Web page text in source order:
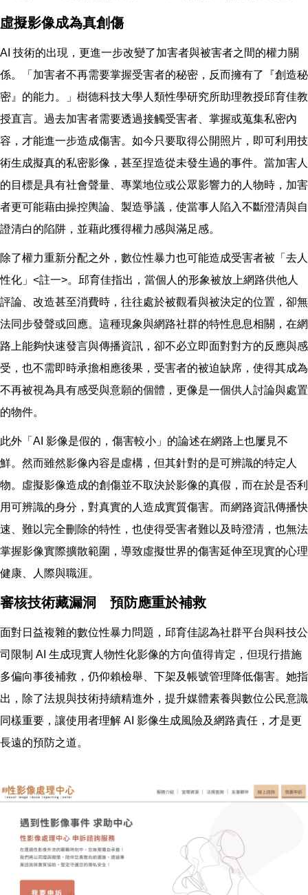
虛擬影像成為真創傷
AI 技術的出現，更進一步改變了加害者與被害者之間的權力關
係。「加害者不再需要掌握受害者的秘密，反而擁有了『創造秘
密』的能力。」樹德科技大學人類性學研究所助理教授邱育佳教
授直言。過去加害者需要透過接觸受害者、掌握或蒐集私密內
容，才能進一步造成傷害。如今只要取得公開照片，即可利用技
術生成擬真的私密影像，甚至捏造從未發生過的事件。當加害人
的目標是具有社會聲量、專業地位或公眾影響力的人物時，加害
者更可能藉由操控輿論、製造爭議，使當事人陷入不斷澄清與自
證清白的陷阱，並藉此獲得權力感與滿足感。
除了權力重新分配之外，數位性暴力也可能造成受害者被「去人
性化」<註一>。邱育佳指出，當個人的形象被放上網路供他人
評論、改造甚至消費時，往往處於被觀看與被決定的位置，卻無
法同步發聲或回應。這種現象與網路社群的特性息息相關，在網
路上能夠快速發言與傳播資訊，卻不必立即面對對方的反應與感
受，也不需即時承擔相應後果，受害者的被迫缺席，使得其成為
不再被視為具有感受與意願的個體，更像是一個供人討論與處置
的物件。
此外「AI 影像是假的，傷害較小」的論述在網路上也屢見不
鮮。然而雖然影像內容是虛構，但其針對的是可辨識的特定人
物。虛擬影像造成的創傷並不取決於影像的真假，而在於是否利
用可辨識的身分，對真實的人造成實質傷害。而網路資訊傳播快
速、難以完全刪除的特性，也使得受害者難以及時澄清，也無法
掌握影像實際擴散範圍，導致虛擬世界的傷害延伸至現實的心理
健康、人際與職涯。
審核技術藏漏洞 預防應重於補救
面對日益複雜的數位性暴力問題，邱育佳認為社群平台與科技公
司限制 AI 生成現實人物性化影像的方向值得肯定，但現行措施
多偏向事後補救，仍仰賴檢舉、下架及帳號管理降低傷害。她指
出，除了法規與技術持續精進外，提升媒體素養與數位公民意識
同樣重要，讓使用者理解 AI 影像生成風險及網路責任，才是更
長遠的預防之道。